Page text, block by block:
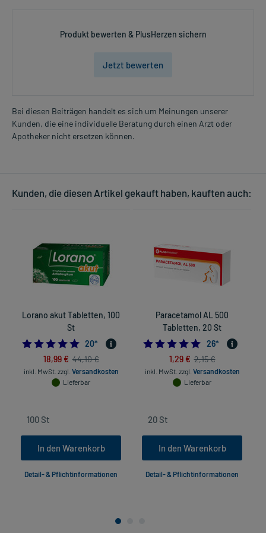
Produkt bewerten & PlusHerzen sichern
Jetzt bewerten
Bei diesen Beiträgen handelt es sich um Meinungen unserer
Kunden, die eine individuelle Beratung durch einen Arzt oder
Apotheker nicht ersetzen können.
Kunden, die diesen Artikel gekauft haben, kauften auch:
Lorano akut Tabletten, 100
St
4.95
20*
18,99 € 44,10 €
inkl. MwSt. zzgl. Versandkosten
Lieferbar
In den Warenkorb
Detail- & Pflichtinformationen
Paracetamol AL 500
Tabletten, 20 St
26*
1,29 € 2,15 €
inkl. MwSt. zzgl. Versandkosten
Lieferbar
In den Warenkorb
Detail- & Pflichtinformationen